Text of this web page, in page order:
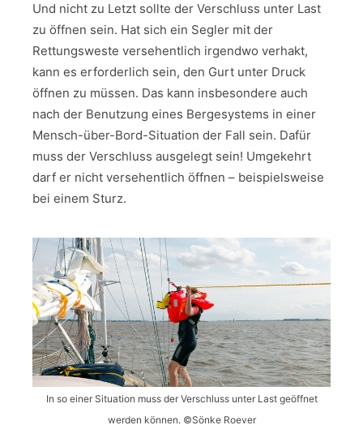
Und nicht zu Letzt sollte der Verschluss unter Last
zu öffnen sein. Hat sich ein Segler mit der
Rettungsweste versehentlich irgendwo verhakt,
kann es erforderlich sein, den Gurt unter Druck
öffnen zu müssen. Das kann insbesondere auch
nach der Benutzung eines Bergesystems in einer
Mensch-über-Bord-Situation der Fall sein. Dafür
muss der Verschluss ausgelegt sein! Umgekehrt
darf er nicht versehentlich öffnen – beispielsweise
bei einem Sturz.
In so einer Situation muss der Verschluss unter Last geöffnet
werden können. ©Sönke Roever